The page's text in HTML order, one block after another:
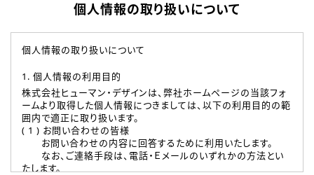
個人情報の取り扱いについて
個人情報の取り扱いについて
1. 個人情報の利用目的
株式会社ヒューマン・デザインは、弊社ホームページの当該フォ
ームより取得した個人情報につきましては、以下の利用目的の範
囲内で適正に取り扱います。
( 1 ) お問い合わせの皆様
お問い合わせの内容に回答するために利用いたします。
なお、ご連絡手段は、電話・Ｅメールのいずれかの方法とい
たします。